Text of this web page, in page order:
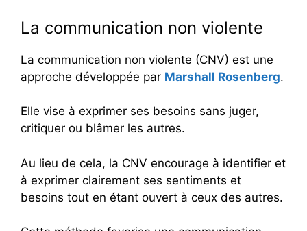
La communication non violente
La communication non violente (CNV) est une
approche développée par Marshall Rosenberg.
Elle vise à exprimer ses besoins sans juger,
critiquer ou blâmer les autres.
Au lieu de cela, la CNV encourage à identifier et
à exprimer clairement ses sentiments et
besoins tout en étant ouvert à ceux des autres.